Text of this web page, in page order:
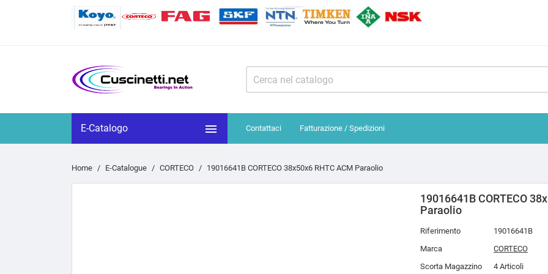
E-Catalogo  Contattaci Fatturazione / Spedizioni
Home E-Catalogue CORTECO 19016641B CORTECO 38x50x6 RHTC ACM Paraolio
19016641B CORTECO
Paraolio
Riferimento
19016641B
Marca
CORTECO
Scorta Magazzino
4 Articoli